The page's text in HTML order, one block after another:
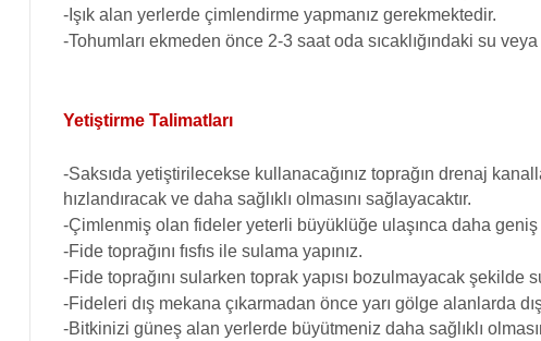
-Işık alan yerlerde çimlendirme yapmanız gerekmektedir.
-Tohumları ekmeden önce 2-3 saat oda sıcaklığındaki su
Yetiştirme Talimatları
-Saksıda yetiştirilecekse kullanacağınız toprağın drenaj
hızlandıracak ve daha sağlıklı olmasını sağlayacaktır.
-Çimlenmiş olan fideler yeterli büyüklüğe ulaşınca daha geniş
-Fide toprağını fısfıs ile sulama yapınız.
-Fide toprağını sularken toprak yapısı bozulmayacak şekilde
-Fideleri dış mekana çıkarmadan önce yarı gölge alanlarda dış
-Bitkinizi güneş alan yerlerde büyütmeniz daha sağlıklı